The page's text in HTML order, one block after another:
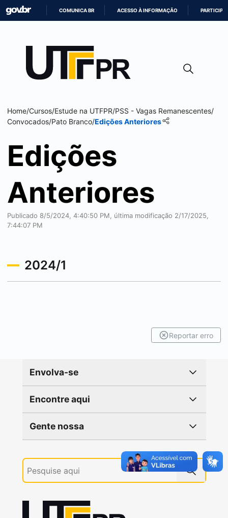
CONTEÚDO
COMUNICA BR ACESSO À INFORMAÇÃO PARTICIPE
Home/Cursos/Estude na UTFPR/PSS - Vagas Remanescentes/
Convocados/Pato Branco/Edições Anteriores
Edições
Anteriores
Publicado 8/5/2024, 4:40:50 PM, última modificação 2/17/2025,
7:44:07 PM
2024/1
Reportar erro
Envolva-se
Encontre aqui
Gente nossa